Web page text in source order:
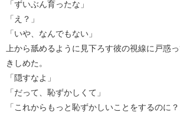
「ずいぶん育ったな」
「え？」
「いや、なんでもない」
上から舐めるように見下ろす彼の視線に戸惑
きしめた。
「隠すなよ」
「だって、恥ずかしくて」
「これからもっと恥ずかしいことをするのに？